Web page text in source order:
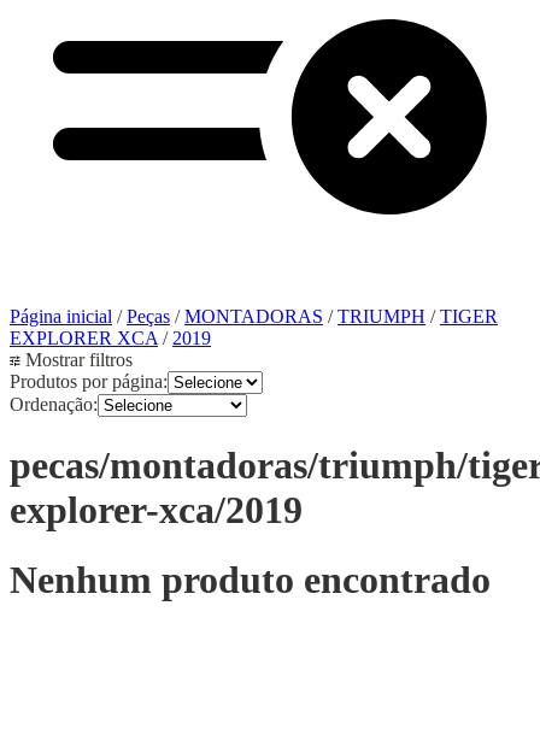
Página inicial /Peças /MONTADORAS /TRIUMPH /TIGER
EXPLORER XCA/2019
Mostrar filtros
Produtos por página:
Ordenação:
pecas/montadoras/triumph/
explorer-xca/2019
Nenhum produto encontrado